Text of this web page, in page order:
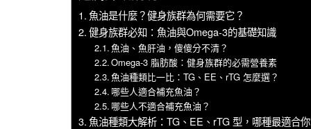
魚油是什麼？健身族群為何需要它？
健身族群必知：魚油與Omega-3的基礎知識
魚油、魚肝油，傻傻分不清？
Omega-3 脂肪酸：健身族群的必需營養素
魚油種類比一比：TG、EE、rTG 怎麼選？
哪些人適合補充魚油？
哪些人不適合補充魚油？
魚油種類大解析：TG、EE、rTG 型，哪種最適合